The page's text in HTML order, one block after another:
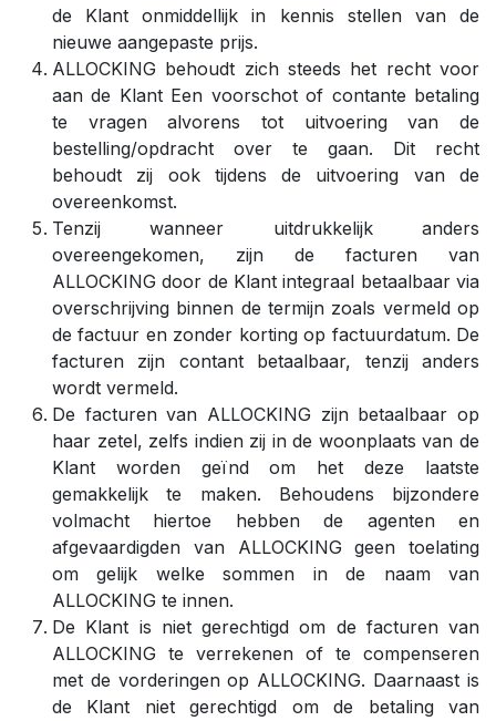
de Klant onmiddellijk in kennis stellen van de
nieuwe aangepaste prijs.
ALLOCKING behoudt zich steeds het recht voor
aan de Klant Een voorschot of contante betaling
te vragen alvorens tot uitvoering van de
bestelling/opdracht over te gaan. Dit recht
behoudt zij ook tijdens de uitvoering van de
overeenkomst.
Tenzij wanneer uitdrukkelijk anders
overeengekomen, zijn de facturen van
ALLOCKING door de Klant integraal betaalbaar via
overschrijving binnen de termijn zoals vermeld op
de factuur en zonder korting op factuurdatum. De
facturen zijn contant betaalbaar, tenzij anders
wordt vermeld.
De facturen van ALLOCKING zijn betaalbaar op
haar zetel, zelfs indien zij in de woonplaats van de
Klant worden geïnd om het deze laatste
gemakkelijk te maken. Behoudens bijzondere
volmacht hiertoe hebben de agenten en
afgevaardigden van ALLOCKING geen toelating
om gelijk welke sommen in de naam van
ALLOCKING te innen.
De Klant is niet gerechtigd om de facturen van
ALLOCKING te verrekenen of te compenseren
met de vorderingen op ALLOCKING. Daarnaast is
de Klant niet gerechtigd om de betaling van